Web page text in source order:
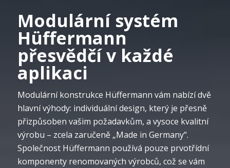
Modulární systém
Hüffermann
přesvědčí v každé
aplikaci
Modulární konstrukce Hüffermann vám nabízí dvě
hlavní výhody: individuální design, který je přesně
přizpůsoben vašim požadavkům, a vysoce kvalitní
výrobu – zcela zaručeně „Made in Germany“.
Společnost Hüffermann používá pouze prvotřídní
komponenty renomovaných výrobců, což se vám